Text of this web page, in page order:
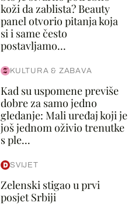
koži da zablista? Beauty
panel otvorio pitanja koja
si i same često
postavljamo...
KULTURA & ZABAVA
Kad su uspomene previše
dobre za samo jedno
gledanje: Mali uređaj koji je
još jednom oživio trenutke
s ple...
SVIJET
Zelenski stigao u prvi
posjet Srbiji